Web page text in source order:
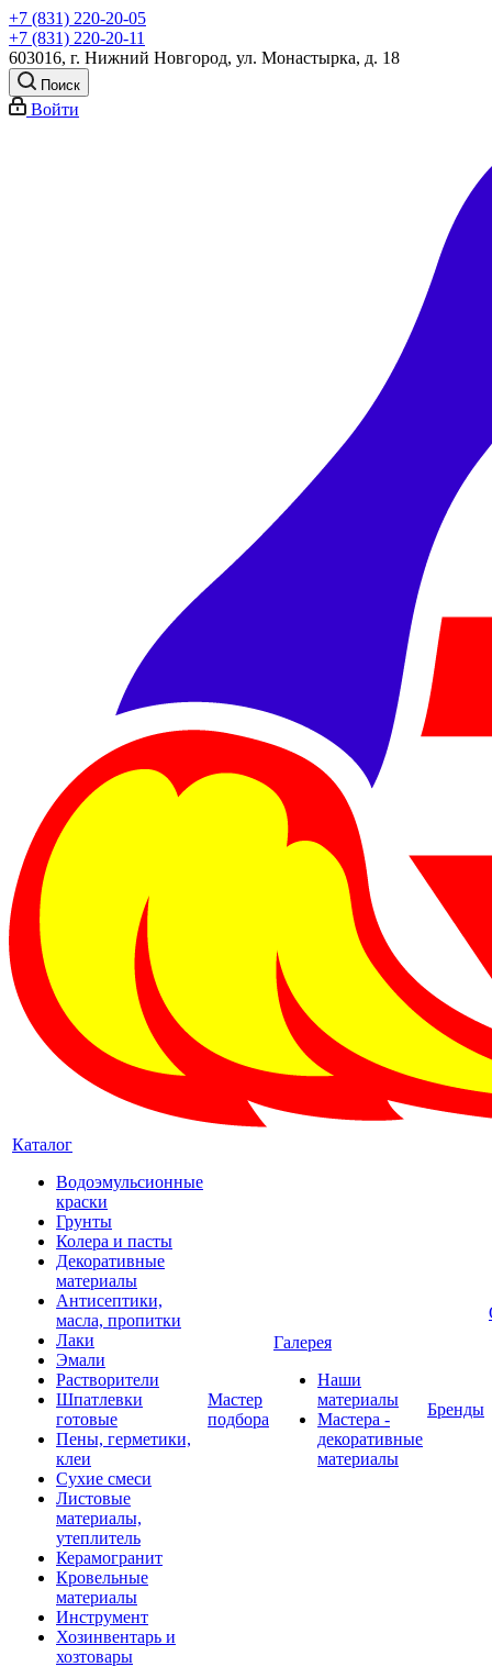
+7 (831) 220-20-05
+7 (831) 220-20-11
603016, г. Нижний Новгород, ул. Монастырка, д. 18
Поиск
Войти
Каталог
Водоэмульсионные
краски
Грунты
Колера и пасты
Декоративные
материалы
Антисептики,
масла, пропитки
Лаки
Эмали
Растворители
Шпатлевки
готовые
Пены, герметики,
клеи
Сухие смеси
Листовые
материалы,
утеплитель
Керамогранит
Кровельные
материалы
Инструмент
Хозинвентарь и
хозтовары
Мастер
подбора
Галерея
Наши
материалы
Мастера -
декоративные
материалы
Бренды